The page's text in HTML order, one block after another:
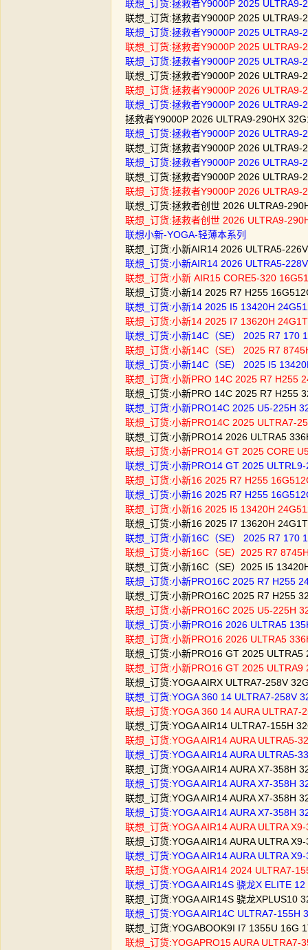
联想_订货:拯救者Y9000P 2025
联想_订货:拯救者Y9000P 2025
联想_订货:拯救者Y9000P 2025
联想_订货:拯救者Y9000P 2025
联想_订货:拯救者Y9000P 2025
联想_订货:拯救者Y9000P 2026
联想_订货:拯救者Y9000P 2026
联想_订货:拯救者Y9000P 2026
拯救者Y9000P 2026 ULTRA9-290HX
联想_订货:拯救者Y9000P 2026
联想_订货:拯救者Y9000P 2026
联想_订货:拯救者Y9000P 2026
联想_订货:拯救者Y9000P 2026
联想_订货:拯救者Y9000P 2026
联想_订货:拯救者创世 2026 ULTRA9-
联想_订货:拯救者创世 2026 ULTRA9-
联想小新-YOGA-轻薄本系列
联想_订货:小新AIR14 2026 ULTRA5-
联想_订货:小新AIR14 2026 ULTRA5-
联想_订货:小新 AIR15 CORE5-320
联想_订货:小新14 2025 R7 H255
联想_订货:小新14 2025 I5 13420H
联想_订货:小新14 2025 I7 13620H
联想_订货:小新14C（SE） 2025 R7
联想_订货:小新14C（SE） 2025 R7
联想_订货:小新14C（SE） 2025 I5
联想_订货:小新PRO 14C 2025 R7
联想_订货:小新PRO 14C 2025 R7
联想_订货:小新PRO14C 2025 U5-225H
联想_订货:小新PRO14C 2025
联想_订货:小新PRO14 2026 ULTRA5
联想_订货:小新PRO14 GT 2025 CORE
联想_订货:小新PRO14 GT 2025
联想_订货:小新16 2025 R7 H255
联想_订货:小新16 2025 R7 H255
联想_订货:小新16 2025 I5 13420H
联想_订货:小新16 2025 I7 13620H
联想_订货:小新16C（SE） 2025 R7
联想_订货:小新16C（SE）2025 R7
联想_订货:小新16C（SE）2025 I5
联想_订货:小新PRO16C 2025 R7 H255
联想_订货:小新PRO16C 2025 R7 H255
联想_订货:小新PRO16C 2025 U5-225H
联想_订货:小新PRO16 2026 ULTRA5
联想_订货:小新PRO16 2026 ULTRA5
联想_订货:小新PRO16 GT 2025
联想_订货:小新PRO16 GT 2025
联想_订货:YOGA AIRX ULTRA7-258V
联想_订货:YOGA 360 14 ULTRA7-258V
联想_订货:YOGA 360 14 AURA
联想_订货:YOGA AIR14 ULTRA7-155H
联想_订货:YOGA AIR14 AURA
联想_订货:YOGA AIR14 AURA
联想_订货:YOGA AIR14 AURA X7-
联想_订货:YOGA AIR14 AURA X7-
联想_订货:YOGA AIR14 AURA X7-
联想_订货:YOGA AIR14 AURA X7-358H
联想_订货:YOGA AIR14 AURA ULTRA
联想_订货:YOGA AIR14 AURA ULTRA
联想_订货:YOGA AIR14 AURA ULTRA
联想_订货:YOGA AIR14 2024 ULTRA7-
联想_订货:YOGA AIR14S 骁龙X ELITE
联想_订货:YOGA AIR14S 骁龙
联想_订货:YOGA AIR14C ULTRA7-
联想_订货:YOGABOOK9I I7 1355U
联想_订货:YOGAPRO15 AURA